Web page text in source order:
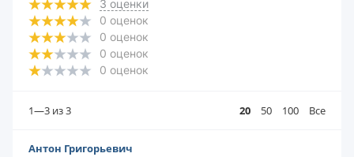
3 оценки
0 оценок
0 оценок
0 оценок
0 оценок
1—3 из 3 20 50 100 Все
Антон Григорьевич